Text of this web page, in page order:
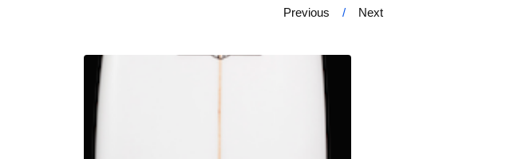
Previous Next